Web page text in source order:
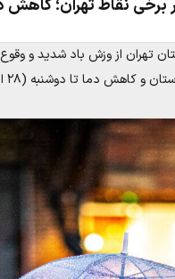
برخی نقاط تهران؛ کاهش
تهران از وزش باد شدید و وقوع
و